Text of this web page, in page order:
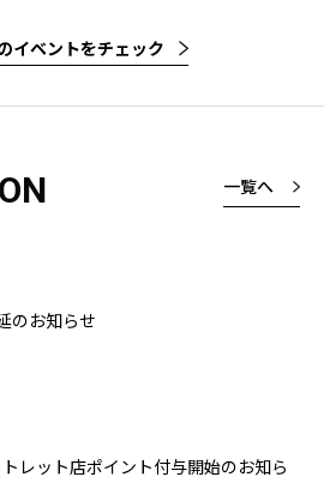
イベントをチェック
一覧へ
のお知らせ
レット店ポイント付与開始のお知ら